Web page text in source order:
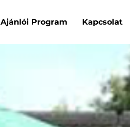
Ajánlói Program Kapcsolat